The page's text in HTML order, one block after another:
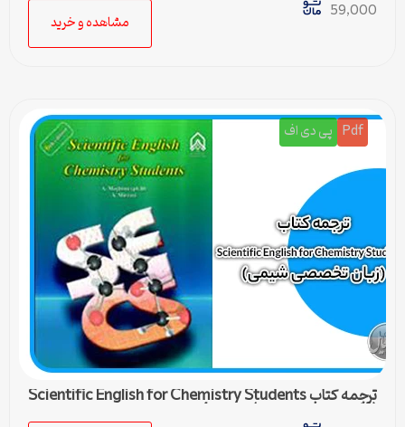
59,000
مشاهده و خرید
Pdf پی دی اف
ترجمه کتاب Scientific English for Chemistry Students
(زبان تخصصی شیمی) – درس 4